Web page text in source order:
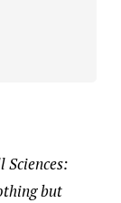
Sciences:
but